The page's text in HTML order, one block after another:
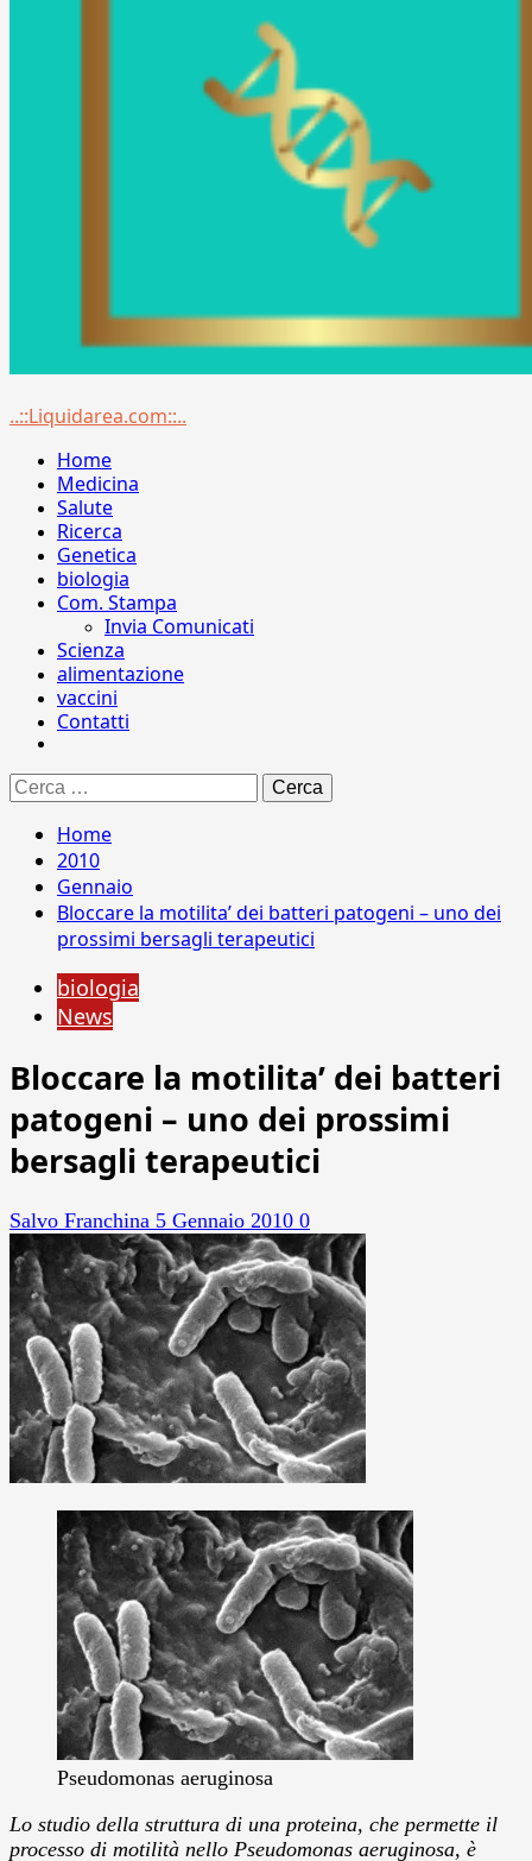
Menu
..::Liquidarea.com::..
Home
Medicina
Salute
Ricerca
Genetica
biologia
Com. Stampa
Invia Comunicati
Scienza
alimentazione
vaccini
Contatti
Ricerca
per:
Home
2010
Gennaio
Bloccare la motilita’ dei batteri patogeni – uno dei
prossimi bersagli terapeutici
biologia
News
Bloccare la motilita’ dei batteri
patogeni – uno dei prossimi
bersagli terapeutici
Salvo Franchina 5 Gennaio 2010 0
Pseudomonas aeruginosa
Lo studio della struttura di una proteina, che permette il
processo di motilità nello Pseudomonas aeruginosa, è